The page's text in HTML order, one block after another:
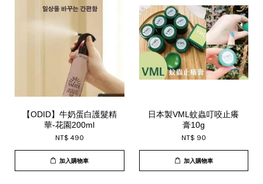
【ODID】牛奶蛋白護髮精
華-花園200ml
NT$ 490
加入購物車
日本製VML蚊蟲叮咬止癢
膏10g
NT$ 90
加入購物車